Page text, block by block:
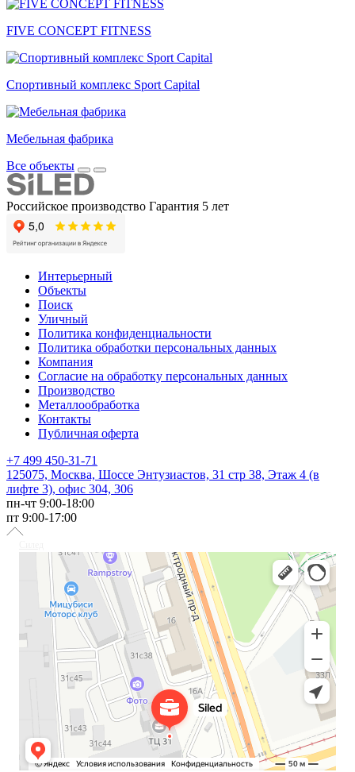
FIVE CONCEPT FITNESS
Спортивный комплекс Sport Capital
Мебельная фабрика
Все объекты
Российское производство Гарантия 5 лет
Интерьерный
Объекты
Поиск
Уличный
Политика конфиденциальности
Политика обработки персональных данных
Компания
Согласие на обработку персональных данных
Производство
Металлообработка
Контакты
Публичная оферта
+7 499 450-31-71
125075, Москва, Шоссе Энтузиастов, 31 стр 38, Этаж 4 (в
лифте 3), офис 304, 306
пн-чт 9:00-18:00
пт 9:00-17:00
Светотехника в Москве
Светильники в Москве